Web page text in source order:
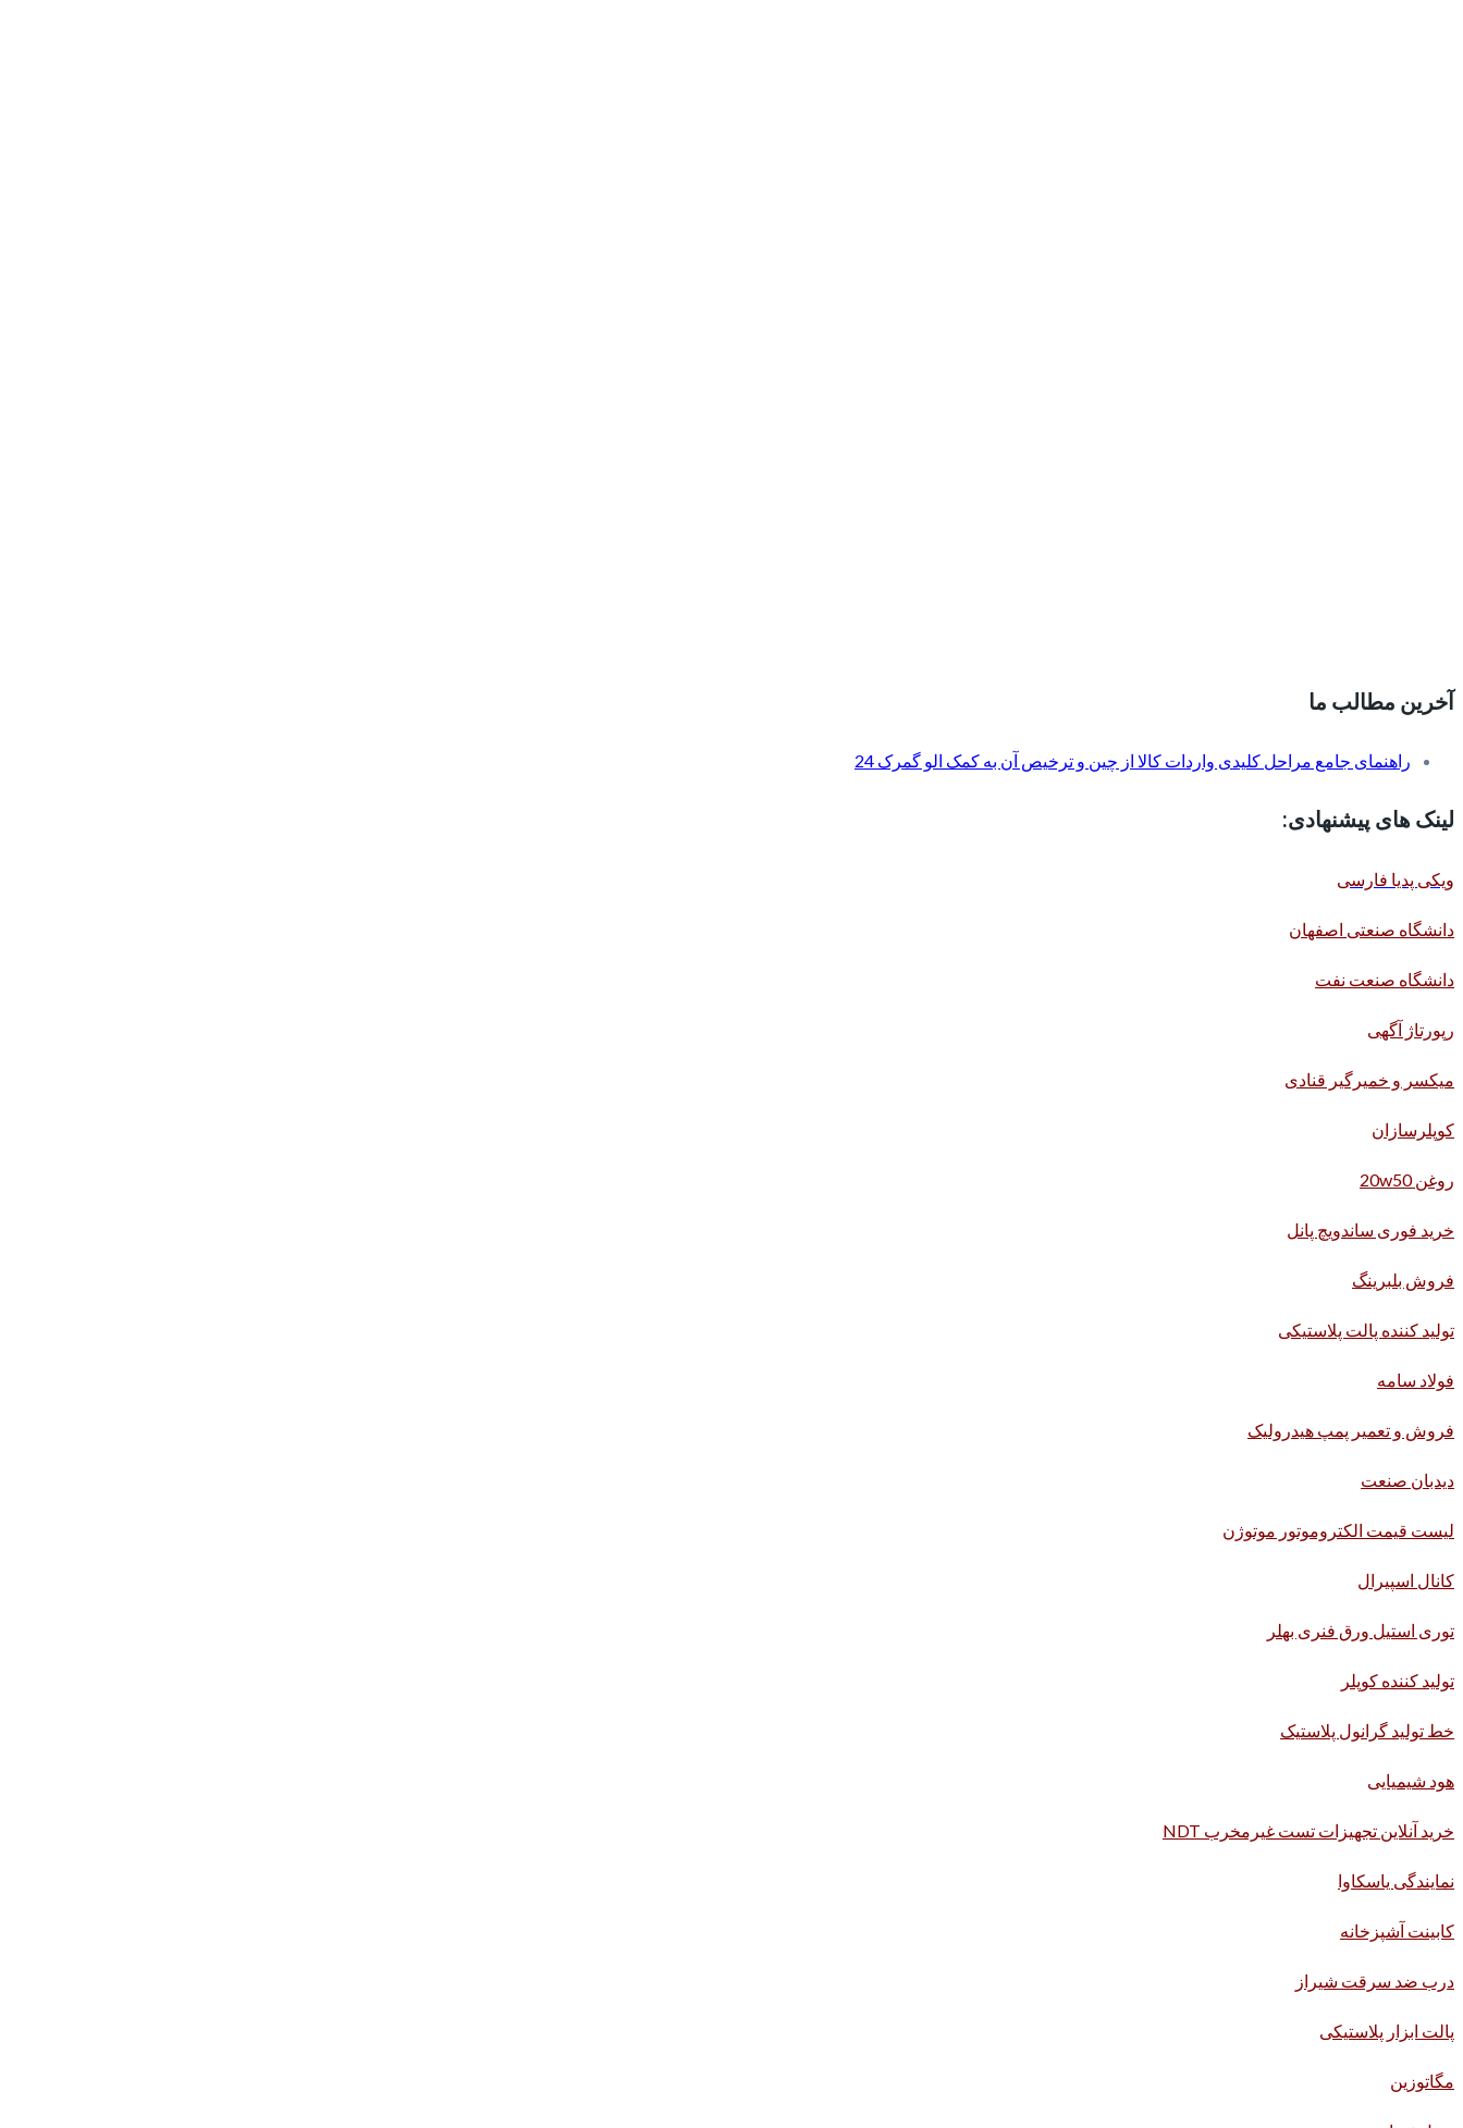
آخرین مطالب ما
راهنمای جامع مراحل کلیدی واردات کالا از چین و ترخیص آن به کمک الو گمرک 24
لینک های پیشنهادی:
ویکی پدیا فارسی
دانشگاه صنعتی اصفهان
دانشگاه صنعت نفت
رپورتاژ آگهی
میکسر و خمیرگیر قنادی
کوپلرسازان
روغن 20w50
خرید فوری ساندویچ پانل
فروش بلبرینگ
تولید کننده پالت پلاستیکی
فولاد سامه
فروش و تعمیر پمپ هیدرولیک
دیدبان صنعت
لیست قیمت الکتروموتور موتوژن
کانال اسپیرال
توری استیل ورق فنری بهلر
تولید کننده کوپلر
خط تولید گرانول پلاستیک
هود شیمیایی
خرید آنلاین تجهیزات تست غیرمخرب NDT
نمایندگی یاسکاوا
کابینت آشپزخانه
درب ضد سرقت شیراز
پالت ابزار پلاستیکی
مگاتوزین